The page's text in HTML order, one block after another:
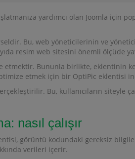
yardımcı olan Joomla
Bu, web yöneticilerinin ve
resim web sitesini önemli ölçüde
Bununla birlikte, eklentinin
etmek için bir OptiPic eklentisi
Bu, kullanıcıların siteyle
nasıl çalışır
görüntü kodundaki gereksiz
verileri içerir.